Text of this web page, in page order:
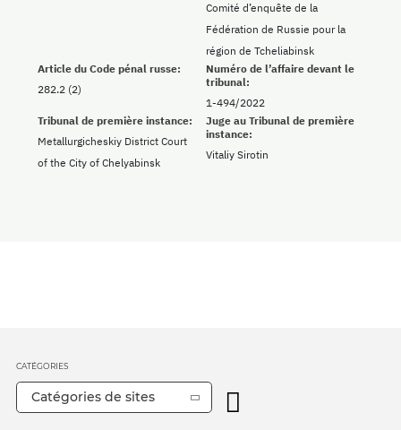
Comité d’enquête de la
Fédération de Russie pour la
région de Tcheliabinsk
Article du Code pénal russe:
282.2 (2)
Numéro de l’affaire devant le
tribunal:
1-494/2022
Tribunal de première instance:
Metallurgicheskiy District Court
of the City of Chelyabinsk
Juge au Tribunal de première
instance:
Vitaliy Sirotin
CATÉGORIES
Catégories de sites